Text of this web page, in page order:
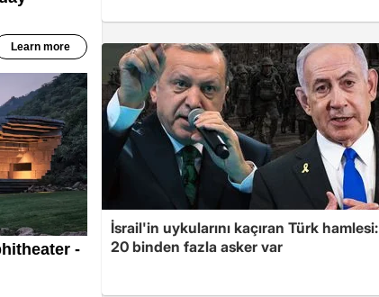
İsrail'in uykularını kaçıran Türk hamlesi:
20 binden fazla asker var